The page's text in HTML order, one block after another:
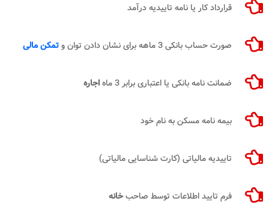
قرارداد کار یا نامه تاییدیه درآمد
صورت حساب بانکی 3 ماهه برای نشان دادن توان و تمکن مالی
ضمانت نامه بانکی یا اعتباری برابر 3 ماه اجاره
بیمه نامه مسکن به نام خود
تاییدیه مالیاتی (کارت شناسایی مالیاتی)
فرم تایید اطلاعات توسط صاحبخانه